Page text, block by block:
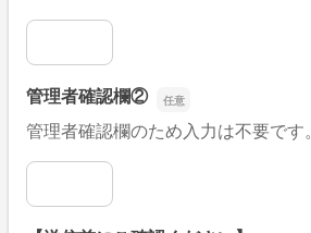
管理者確認欄①
管理者確認欄②
管理者確認欄のため入力は不要です。
管理者確認欄②